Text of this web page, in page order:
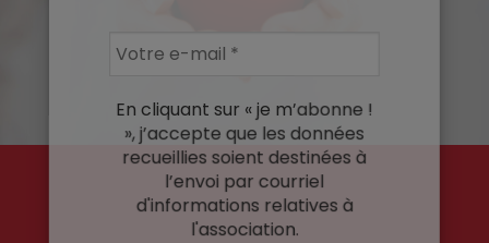
En cliquant sur « je m’abonne !
», j’accepte que les données
recueillies soient destinées à
l’envoi par courriel
d'informations relatives à
l'association.